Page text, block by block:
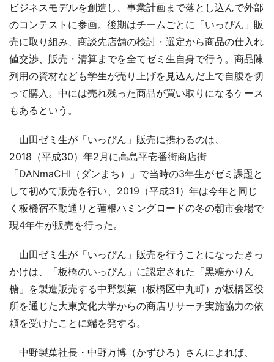
ビジネスモデルを創造し、事業計画まで落とし込んで外部
のコンテストに参画。後期はチームごとに「いっぴん」販
売に取り組み、商談先店舗の検討・選定から商品の仕入れ
値交渉、販売・清算までを全てゼミ生自身で行う。商品陳
列用の資材なども学生が売り上げを見込んだ上で自腹を切
って購入。中には売れ残った商品が買い取りになるケース
もあるという。
山田ゼミ生が「いっぴん」販売に携わるのは、
2018（平成30）年2月に高島平壱番街商店街
「DANmaCHI（ダンまち）」で当時の3年生がゼミ課題と
して初めて販売を行い、2019（平成31）年は今年と同じ
く板橋宿不動通りと蓮根ハミングロードの冬の朝市会場で
現4年生が販売を行った。
山田ゼミ生が「いっぴん」販売を行うことになったきっ
かけは、「板橋のいっぴん」に認定された「黒糖かりん
糖」を製造販売する中野製菓（板橋区中丸町）が板橋区役
所を通じた大東文化大学からの商店リサーチ実施協力の依
頼を受けたことに端を発する。
中野製菓社長・中野万博（かずひろ）さんによれば、